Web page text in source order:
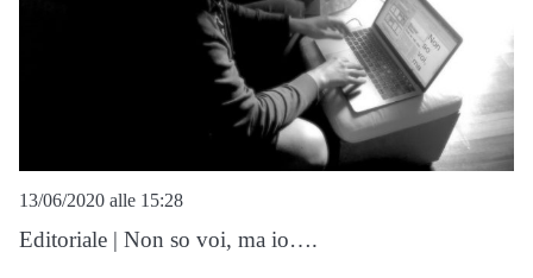
13/06/2020 alle 15:28
Editoriale | Non so voi, ma io….